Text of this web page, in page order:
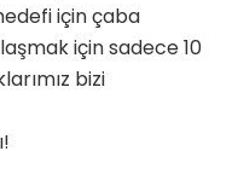
için çaba
için sadece 10
bizi